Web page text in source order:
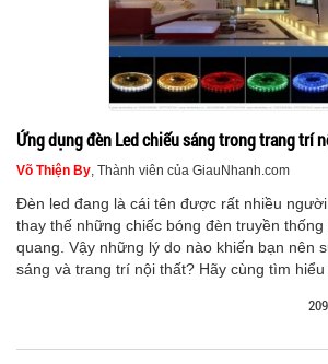
Ứng dụng đèn Led chiếu sáng trong trang trí
Võ Thiện By, Thành viên của GiauNhanh.com
Đèn led đang là cái tên được rất nhiều
thay thế những chiếc bóng đèn truyền
quang. Vậy những lý do nào khiến bạn nên
sáng và trang trí nội thất? Hãy cùng tìm